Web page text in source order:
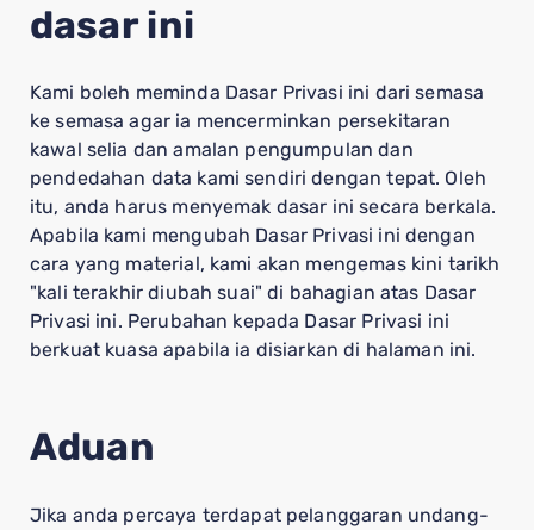
dasar ini
Kami boleh meminda Dasar Privasi ini dari semasa
ke semasa agar ia mencerminkan persekitaran
kawal selia dan amalan pengumpulan dan
pendedahan data kami sendiri dengan tepat. Oleh
itu, anda harus menyemak dasar ini secara berkala.
Apabila kami mengubah Dasar Privasi ini dengan
cara yang material, kami akan mengemas kini tarikh
"kali terakhir diubah suai" di bahagian atas Dasar
Privasi ini. Perubahan kepada Dasar Privasi ini
berkuat kuasa apabila ia disiarkan di halaman ini.
Aduan
Jika anda percaya terdapat pelanggaran undang-